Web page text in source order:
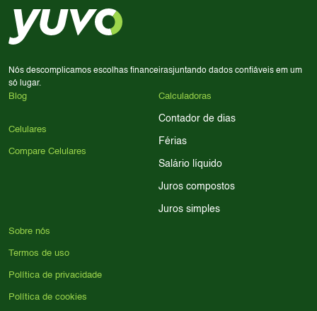
processador e bateria são essenciais. Use nossos filtros
para encontrar o celular ideal.
Nós descomplicamos escolhas financeirasjuntando dados confiáveis em um
só lugar.
Blog
Celulares
Compare Celulares
Calculadoras
Contador de dias
Férias
Salário líquido
Juros compostos
Juros simples
Sobre nós
Termos de uso
Política de privacidade
Política de cookies